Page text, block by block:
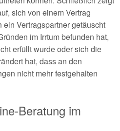
sich von einem Vertrag
Vertragspartner getäuscht
im Irrtum befunden hat,
erfüllt wurde oder sich die
hat, dass an den
nicht mehr festgehalten
Beratung im